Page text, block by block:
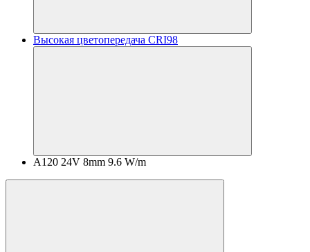
Высокая цветопередача CRI98
A120 24V 8mm 9.6 W/m